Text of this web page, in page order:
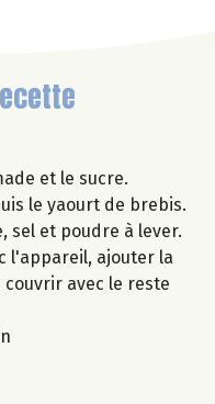
et le sucre.
le yaourt de brebis.
sel et poudre à lever.
l'appareil, ajouter la
avec le reste